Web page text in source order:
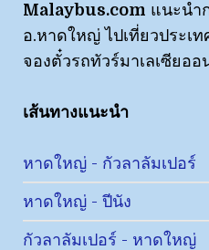
Malaybus.com แนะนำ
อ.หาดใหญ่ ไปเที่ยวประเท
จองตั๋วรถทัวร์มาเลเซียออ
เส้นทางแนะนำ
หาดใหญ่ - กัวลาลัมเปอร์
หาดใหญ่ - ปีนัง
กัวลาลัมเปอร์ - หาดใหญ่